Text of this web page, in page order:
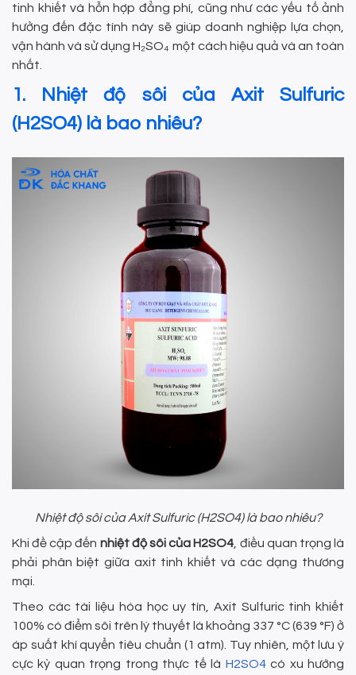
tinh khiết và hỗn hợp đẳng phí, cũng như các yếu tố ảnh
hưởng đến đặc tính này sẽ giúp doanh nghiệp lựa chọn,
vận hành và sử dụng H₂SO₄ một cách hiệu quả và an toàn
nhất.
1. Nhiệt độ sôi của Axit Sulfuric
(H2SO4) là bao nhiêu?
Nhiệt độ sôi của Axit Sulfuric (H2SO4) là bao nhiêu?
Khi đề cập đến nhiệt độ sôi của H2SO4 , điều quan trọng là
phải phân biệt giữa axit tinh khiết và các dạng thương
mại.
Theo các tài liệu hóa học uy tín, Axit Sulfuric tinh khiết
100% có điểm sôi trên lý thuyết là khoảng 337 °C (639 °F) ở
áp suất khí quyển tiêu chuẩn (1 atm). Tuy nhiên, một lưu ý
cực kỳ quan trọng trong thực tế là H2SO4có xu hướng